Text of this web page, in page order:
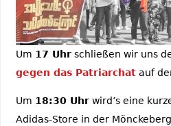
Um 17 Uhrschließen wir uns
gegen das Patriarchatauf
Um 18:30 Uhrwird’s eine
Adidas-Store in der